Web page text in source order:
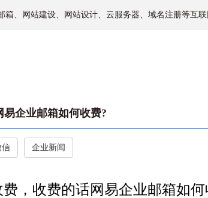
、网站建设、网站设计、云服务器、域名注册等互联
企业邮箱如何收费?‌
信 企业新闻
，收费的话网易企业邮箱如何